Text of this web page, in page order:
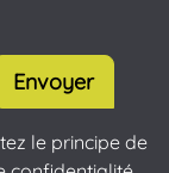
Envoyer
le principe de